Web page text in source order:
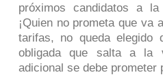
próximos candidatos a
¡Quien no prometa que va
tarifas, no queda elegido
obligada que salta a
adicional se debe prometer